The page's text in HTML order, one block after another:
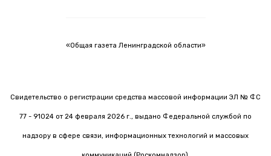
«Общая газета Ленинградской области»
Свидетельство о регистрации средства массовой информации ЭЛ № ФС
77 - 91024 от 24 февраля 2026 г., выдано Федеральной службой по
надзору в сфере связи, информационных технологий и массовых